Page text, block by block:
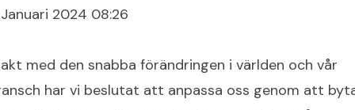
Januari 2024 08:26
med den snabba förändringen i världen och vår
har vi beslutat att anpassa oss genom att